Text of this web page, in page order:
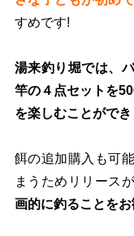
すめです!
湯来釣り堀では、
竿の４点セットを
を楽しむことができ
餌の追加購入も可
まうためリリース
画的に釣ることをお